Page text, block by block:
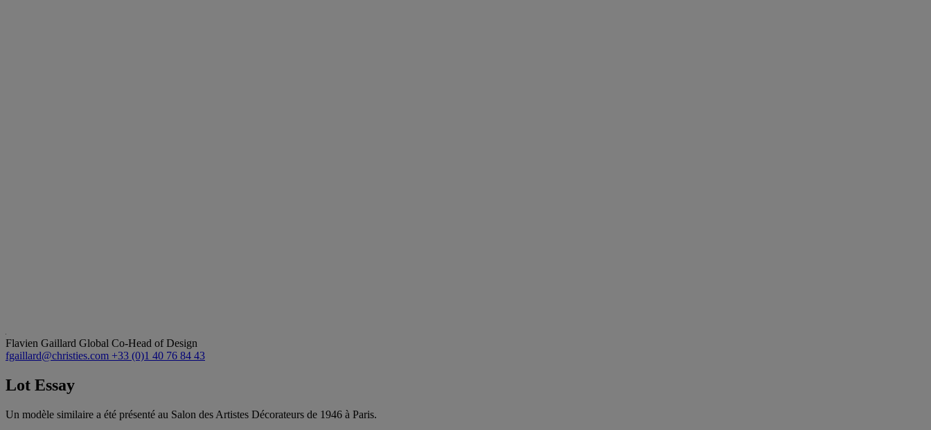
Flavien Gaillard Global Co-Head of Design
fgaillard@christies.com +33 (0)1 40 76 84 43
Lot Essay
Un modèle similaire a été présenté au Salon des Artistes Décorateurs de 1946 à Paris.